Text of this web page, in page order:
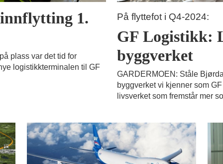
1.
plass var det tid for
logistikkterminalen til GF
På flyttefot i Q4-2024:
GF Logistikk:
byggverket
GARDERMOEN: Ståle
byggverket vi kjenner som
livsverket som fremstår mer